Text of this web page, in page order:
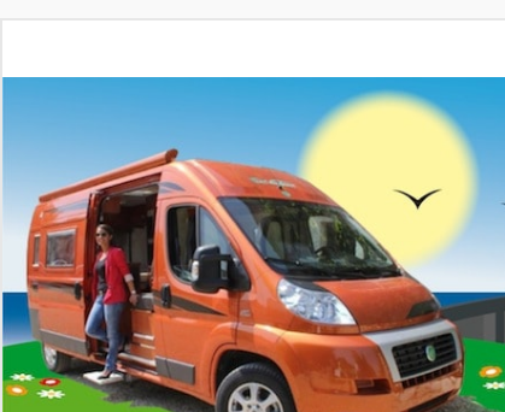
Fourgon-plaisir.com
Forum de conseils et d'entraide des utilisateurs de